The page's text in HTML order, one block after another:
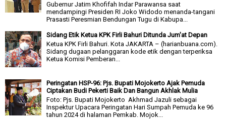
Gubernur Jatim Khofifah Indar Parawansa saat
mendampingi Presiden RI Joko Widodo menanda-tangani
Prasasti Peresmian Bendungan Tugu di Kabupa...
Sidang Etik Ketua KPK Firli Bahuri Ditunda Jum'at Depan
Ketua KPK Firli Bahuri. Kota JAKARTA – (harianbuana.com).
Sidang dugaan pelanggaran kode etik dengan terperiksa
Ketua Komisi Pemberan...
Peringatan HSP-96: Pjs. Bupati Mojokerto Ajak Pemuda
Ciptakan Budi Pekerti Baik Dan Bangun Akhlak Mulia
Foto: Pjs. Bupati Mojokerto Akhmad Jazuli sebagai
Inspektur Upacara Peringatan Hari Sumpah Pemuda ke 96
tahun 2024 di halaman Pemkab. Mojok...